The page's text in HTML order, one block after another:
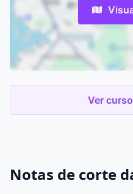
Ver
Notas de corte